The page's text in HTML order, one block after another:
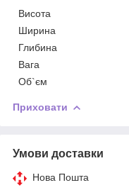
Висота
Ширина
Глибина
Вага
Об`єм
Приховати
Умови доставки
Нова Пошта